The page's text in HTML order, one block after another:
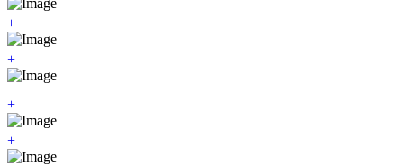
+
+
+
+